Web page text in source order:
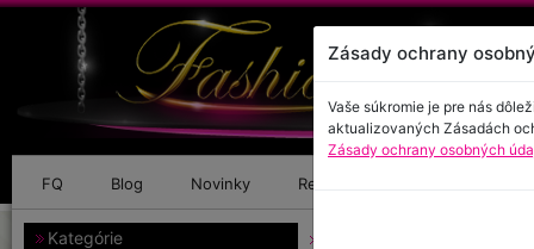
FQ Blog Novinky Referencie
Kategórie
Zásady ochrany
Vaše súkromie je pre nás
aktualizovaných Zásadách
Zásady ochrany osobných